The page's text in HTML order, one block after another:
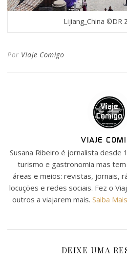
Lijiang_China ©DR
Por Viaje Comigo
VIAJE
Susana Ribeiro é jornalista desde
turismo e gastronomia mas
áreas e meios: revistas, jornais,
locuções e redes sociais. Fez o
outros a viajarem mais. Saiba
DEIXE UMA